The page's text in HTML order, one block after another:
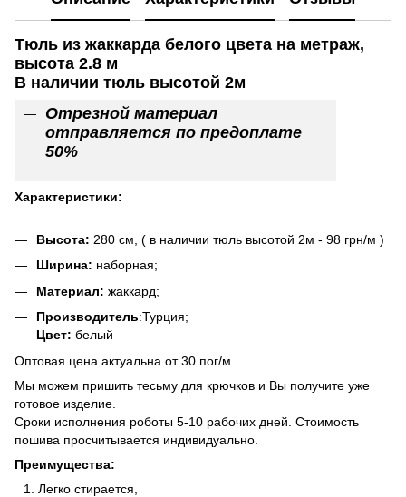
Тюль из жаккарда белого цвета на метраж,
высота 2.8 м
В наличии тюль высотой 2м
Отрезной материал
отправляется по предоплате
50%
Характеристики:
Высота: 280 см, ( в наличии тюль высотой 2м - 98 грн/м )
Ширина: наборная;
Материал: жаккард;
Производитель:Турция;
Цвет: белый
Оптовая цена актуальна от 30 пог/м.
Мы можем пришить тесьму для крючков и Вы получите уже
готовое изделие.
Сроки исполнения роботы 5-10 рабочих дней. Стоимость
пошива просчитывается индивидуально.
Преимущества:
Легко стирается,